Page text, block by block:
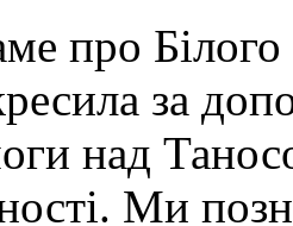
про Білого
за
над
Ми